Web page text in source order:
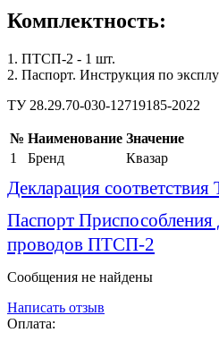
Комплектность:
1. ПТСП-2 - 1 шт.
2. Паспорт. Инструкция по
ТУ 28.29.70-030-12719185-2022
№ Наименование Значение
1
Бренд Квазар
Декларация
Паспорт Приспособления
проводов ПТСП-2
Сообщения не найдены
Написать отзыв
Оплата: